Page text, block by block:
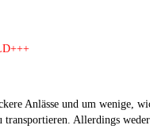
Anlässe und um wenige,
transportieren. Allerdings